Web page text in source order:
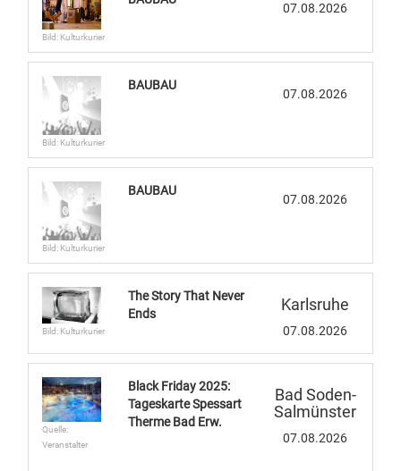
Bild: Kulturkurier
07.08.2026
Bild: Kulturkurier
BAUBAU
07.08.2026
Bild: Kulturkurier
BAUBAU
07.08.2026
Bild: Kulturkurier
The Story That Never
Ends
Karlsruhe
07.08.2026
Quelle:
Veranstalter
Black Friday 2025:
Tageskarte Spessart
Therme Bad Erw.
Bad Soden-
Salmünster
07.08.2026